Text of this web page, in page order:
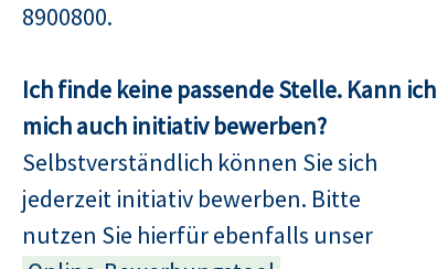
8900800.
Ich finde keine passende Stelle. Kann ich
mich auch initiativ bewerben?
Selbstverständlich können Sie sich
jederzeit initiativ bewerben. Bitte
nutzen Sie hierfür ebenfalls unser